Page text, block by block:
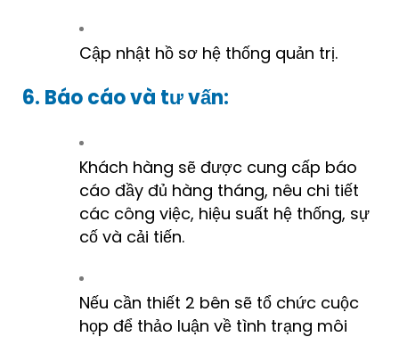
Cập nhật hồ sơ hệ thống quản trị.
6. Báo cáo và tư vấn:
Khách hàng sẽ được cung cấp báo
cáo đầy đủ hàng tháng, nêu chi tiết
các công việc, hiệu suất hệ thống, sự
cố và cải tiến.
Nếu cần thiết 2 bên sẽ tổ chức cuộc
họp để thảo luận về tình trạng môi